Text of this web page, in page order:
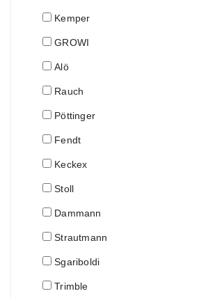
Kemper
GROWI
Alö
Rauch
Pöttinger
Fendt
Keckex
Stoll
Dammann
Strautmann
Sgariboldi
Trimble